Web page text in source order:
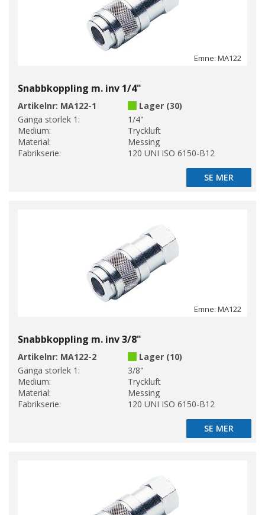
Emne: MA122
Snabbkoppling m. inv 1/4"
Artikelnr: MA122-1
Lager (30)
Gänga storlek 1:
1/4"
Medium:
Tryckluft
Material:
Messing
Fabrikserie:
120 UNI ISO 6150-B12
SE MER
SE MER
Emne: MA122
Snabbkoppling m. inv 3/8"
Artikelnr: MA122-2
Lager (10)
Gänga storlek 1:
3/8"
Medium:
Tryckluft
Material:
Messing
Fabrikserie:
120 UNI ISO 6150-B12
SE MER
SE MER